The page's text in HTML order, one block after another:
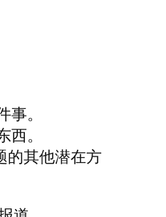
。
。
的其他潜在方